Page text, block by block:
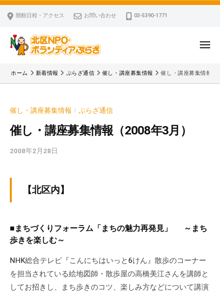
コ
ス
開館日程・アクセス お問い合わせ 03-5390-1771
区
P
・
ボ
ン
ィ
ぷ
ら
ざ
北
P
O
・
ボ
ぷ
ら
」
は
、
メ
ー
ホーム 新着情報 ぷらざ通信 催し・講座募集情報 催し・講座募集情報（
催し・講座募集情報 / ぷらざ通信
催し・講座募集情報（2008年3月）
2008年2月28日
v
d
【北区内】
■まちづくりフォーラム「まちの魅力再発見」 ～まち
歩きを楽しむ～
NHK総合テレビ『こんにちはいっと6けん』散歩のコーナー
を担当されている絵地図師・散歩屋の高橋美江さんを講師と
してお招きし、まち歩きのコツ、楽しみ方などについて講演
区
N
O
・
ラ
ィ
ア
ぷ
ら
ー